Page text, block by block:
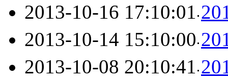
2013-10-16 17:10:01
2013-10-14 15:10:00
2013-10-08 20:10:41